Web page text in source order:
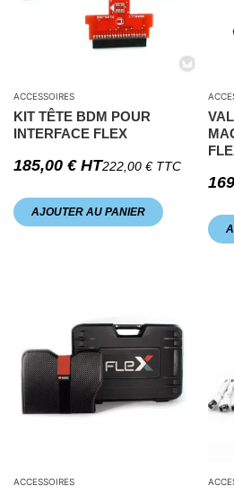
ACCESSOIRES
KIT TÊTE BDM POUR
INTERFACE FLEX
185,00 €HT222,00 €TTC
AJOUTER AU PANIER
ACCESSOIRES